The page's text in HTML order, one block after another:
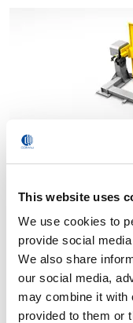
This website uses
We use cookies to
provide social
We also share
our social media,
may combine it with
provided to them or